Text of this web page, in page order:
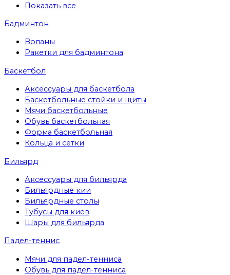
Показать все
Бадминтон
Воланы
Ракетки для бадминтона
Баскетбол
Аксессуары для баскетбола
Баскетбольные стойки и щиты
Мячи баскетбольные
Обувь баскетбольная
Форма баскетбольная
Кольца и сетки
Бильярд
Аксессуары для бильярда
Бильярдные кии
Бильярдные столы
Тубусы для киев
Шары для бильярда
Падел-теннис
Мячи для падел-тенниса
Обувь для падел-тенниса